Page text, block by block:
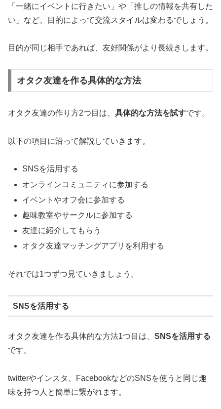
「一緒にイベントに行きたい」や「推しの情報を共有した
い」など、目的によって交流スタイルは変わるでしょう。
目的が同じ相手であれば、友好関係がより長続きします。
オタク友達を作る具体的な方法
オタク友達の作り方2つ目は、 具体的な方法を試すです。
以下の項目に沿って解説していきます。
SNSを活用する
オンラインコミュニティに参加する
イベントやオフ会に参加する
趣味教室やサークルに参加する
友達に紹介してもらう
オタク友達マッチングアプリを利用する
それでは1つずつ見ていきましょう。
SNSを活用する
オタク友達を作る具体的な方法1つ目は、 SNSを活用する
です。
twitterやインスタ、FacebookなどのSNSを使うと同じ趣
味を持つ人と簡単に繋がれます。